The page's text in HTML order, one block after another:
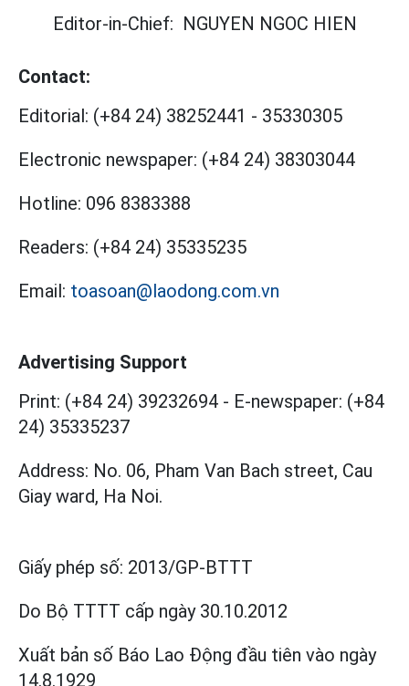
Editor-in-Chief: NGUYEN NGOC HIEN
Contact:
Editorial: (+84 24) 38252441 - 35330305
Electronic newspaper: (+84 24) 38303044
Hotline: 096 8383388
Readers: (+84 24) 35335235
Email: toasoan@laodong.com.vn
Advertising Support
Print: (+84 24) 39232694 - E-newspaper: (+84
24) 35335237
Address: No. 06, Pham Van Bach street, Cau
Giay ward, Ha Noi.
Giấy phép số: 2013/GP-BTTT
Do Bộ TTTT cấp ngày 30.10.2012
Xuất bản số Báo Lao Động đầu tiên vào ngày
14.8.1929